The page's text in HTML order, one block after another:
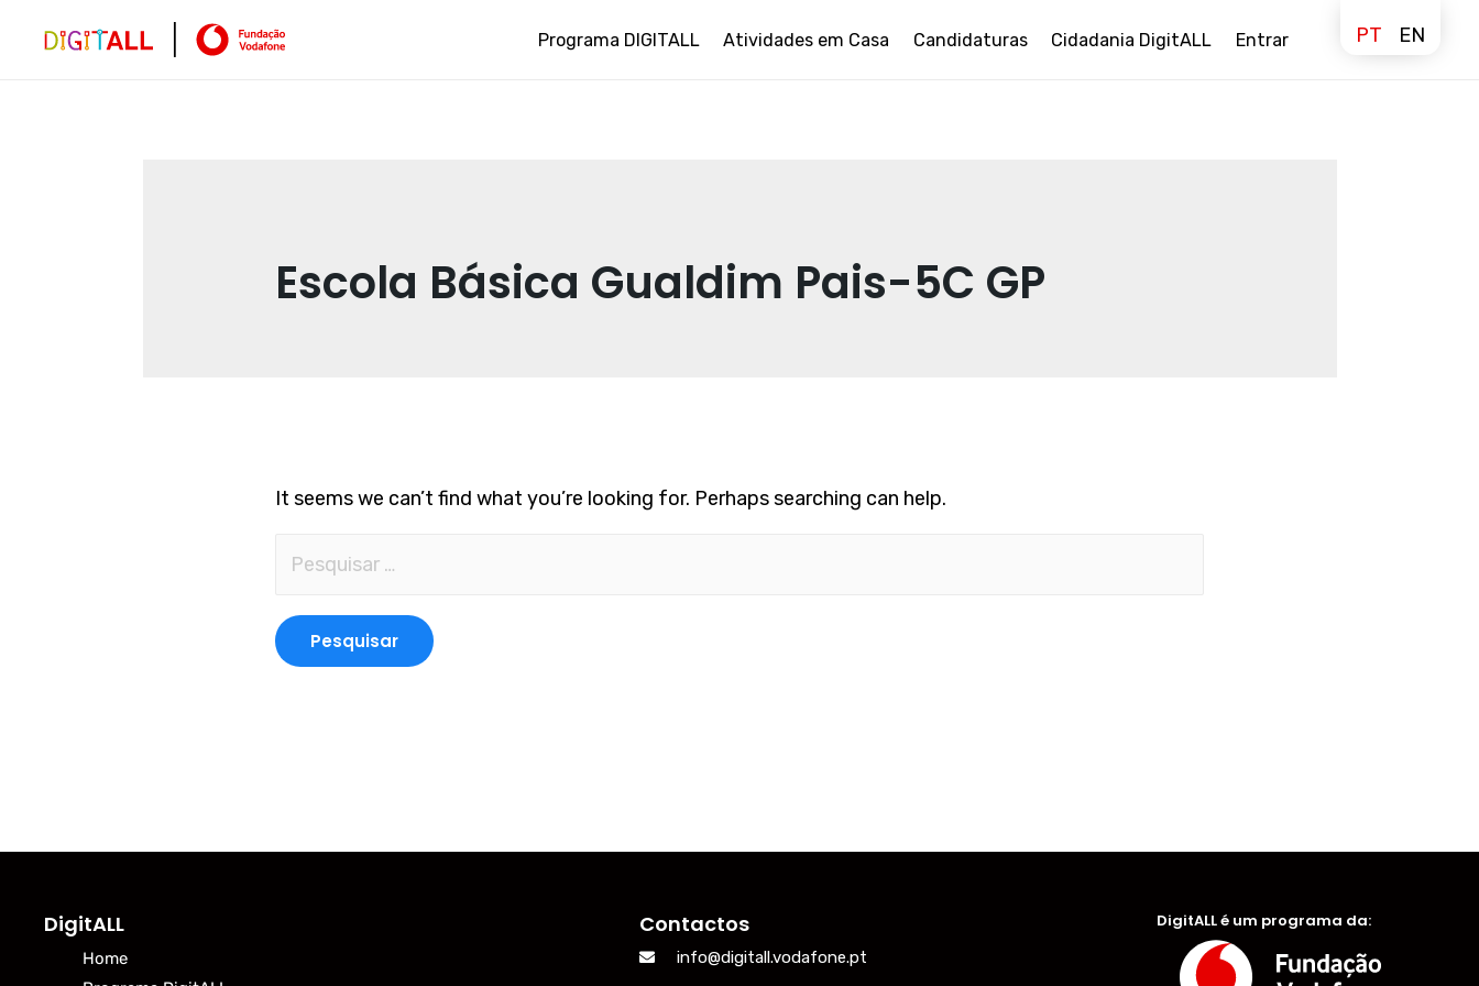
Programa DIGITALL Atividades em Casa Candidaturas Cidadania DigitALL Entrar PT EN
Escola Básica Gualdim Pais-5C GP
It seems we can’t find what you’re looking for. Perhaps searching can help.
DigitALL
Home
Contactos
info@digitall.vodafone.pt
DigitALL é um programa da: